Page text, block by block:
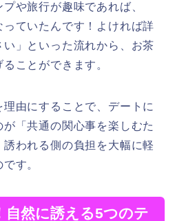
や旅行が趣味であれば、
っていたんです！よければ詳
」といった流れから、お茶
ことができます。
由にすることで、デートに
「共通の関心事を楽しむた
われる側の負担を大幅に軽
す。
自然に誘える5つのテ